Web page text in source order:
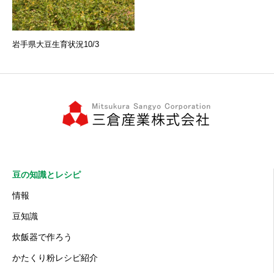
岩手県大豆生育状況10/3
豆の知識とレシピ
情報
豆知識
炊飯器で作ろう
かたくり粉レシピ紹介